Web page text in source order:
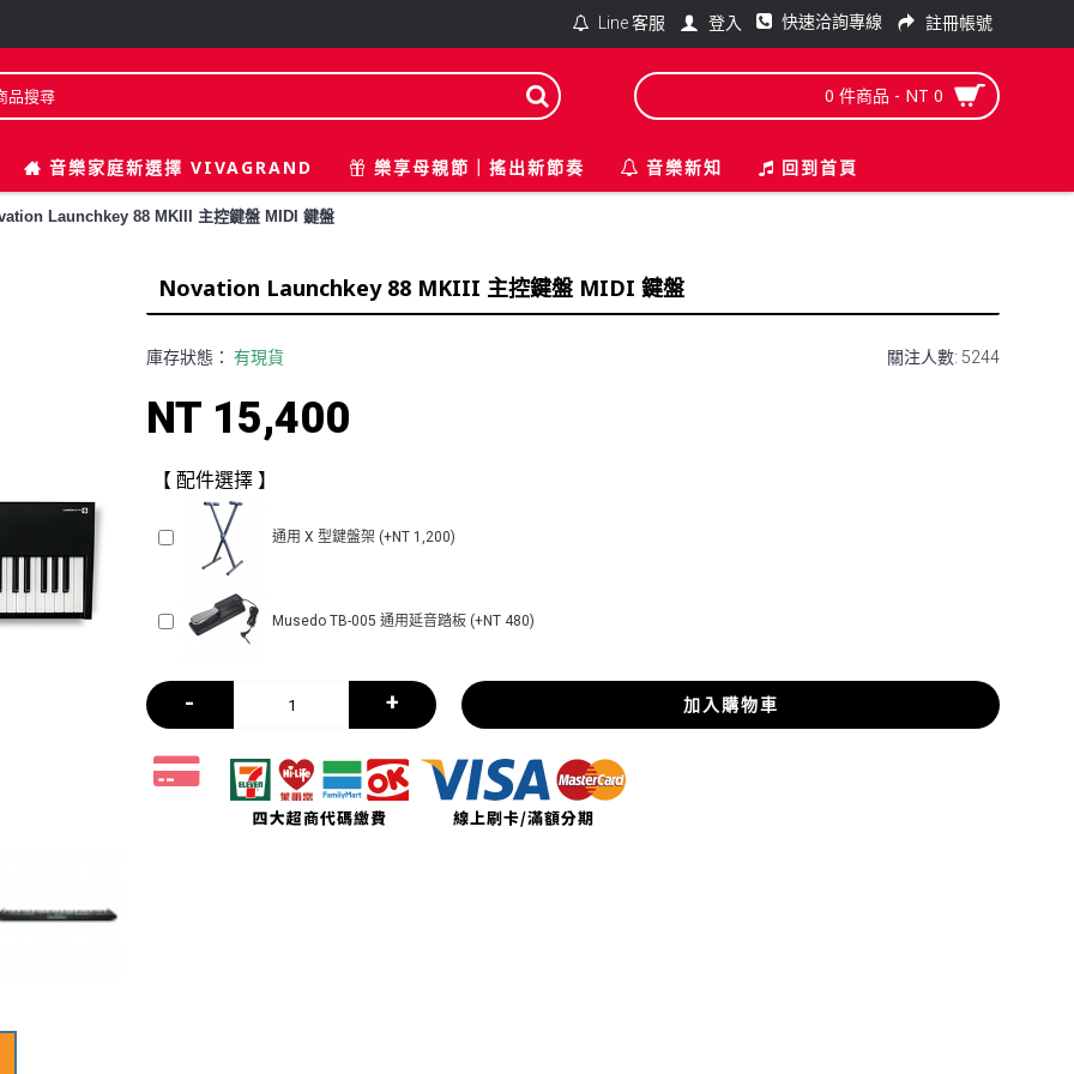
Line 客服 登入 快速洽詢專線 註冊帳號
0 件商品 - NT 0
音樂家庭新選擇 VIVAGRAND 樂享母親節｜搖出新節奏 音樂新知 回到首頁
Launchkey 88 MKIII 主控鍵盤 MIDI 鍵盤
Novation Launchkey 88 MKIII 主控鍵盤 MIDI 鍵盤
關注人數: 5244
庫存狀態： 有現貨
NT 15,400
【 配件選擇 】
通用 X 型鍵盤架 (+NT 1,200)
Musedo TB-005 通用延音踏板 (+NT 480)
- + 加入購物車